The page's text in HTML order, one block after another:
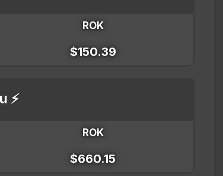
ROK
$150.39
⚡
ROK
$660.15